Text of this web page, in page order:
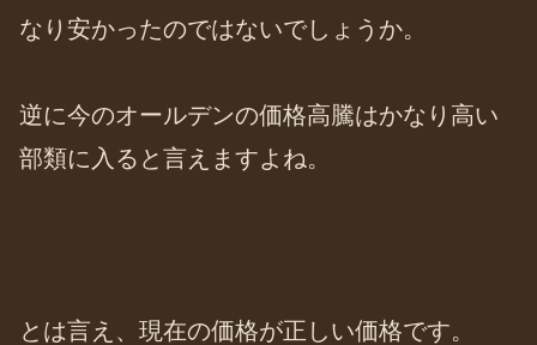
なり安かったのではないでしょうか。
逆に今のオールデンの価格高騰はかなり高い
部類に入ると言えますよね。
とは言え、現在の価格が正しい価格です。